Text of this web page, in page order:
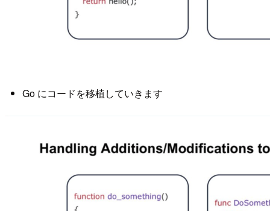
Go にコードを移植していきます